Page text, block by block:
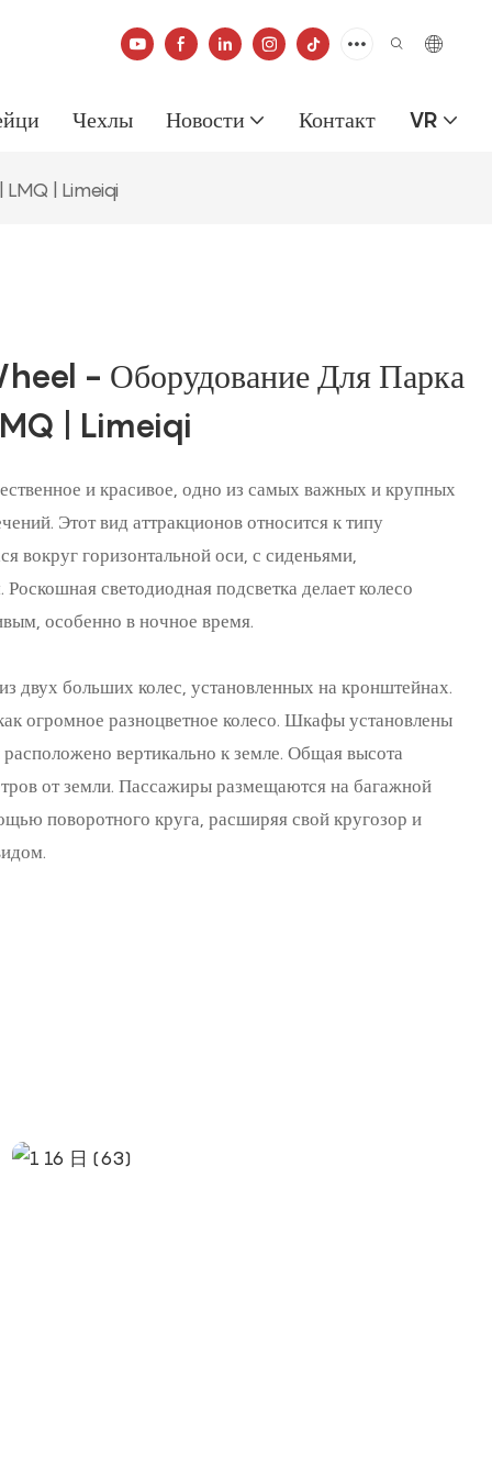
Чехлы Новости Контакт VR
LMQ | Limeiqi
- Оборудование Для Парка
| Limeiqi
и красивое, одно из самых важных и крупных
Этот вид аттракционов относится к типу
вокруг горизонтальной оси, с сиденьями,
светодиодная подсветка делает колесо
особенно в ночное время.
двух больших колес, установленных на кронштейнах.
огромное разноцветное колесо. Шкафы установлены
вертикально к земле. Общая высота
от земли. Пассажиры размещаются на багажной
поворотного круга, расширяя свой кругозор и